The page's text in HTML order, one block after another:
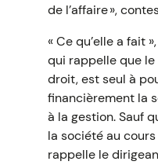
de l’affaire »,
« Ce qu’elle a fait
qui rappelle que
droit, est seul à
financièrement la
à la gestion. Sauf
la société au
rappelle le